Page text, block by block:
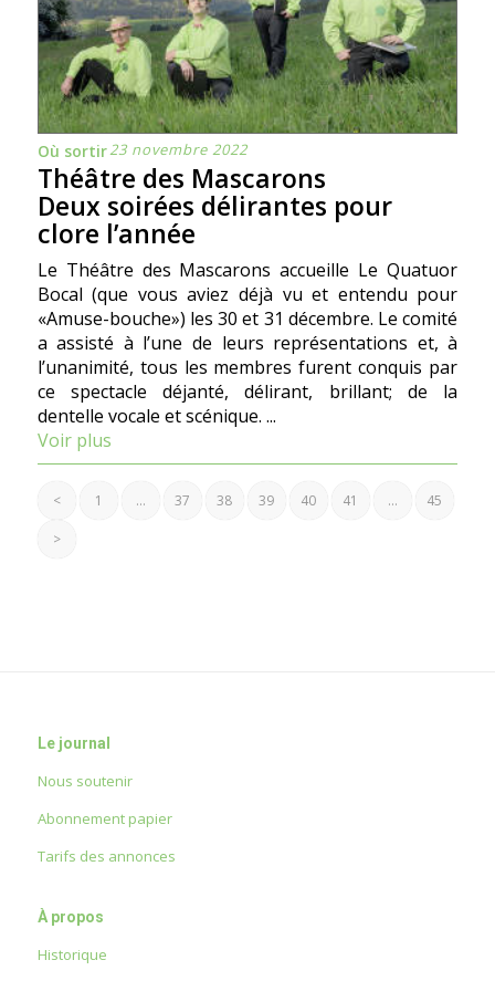
Où sortir23 novembre 2022
Théâtre des Mascarons
Deux soirées délirantes pour
clore l’année
Le Théâtre des Mascarons accueille Le Quatuor
Bocal (que vous aviez déjà vu et entendu pour
«Amuse-bouche») les 30 et 31 décembre. Le comité
a assisté à l’une de leurs représentations et, à
l’unanimité, tous les membres furent conquis par
ce spectacle déjanté, délirant, brillant; de la
dentelle vocale et scénique. ...
Voir plus
< 1 … 37 38 39 40 41 … 45
>
Le journal
Nous soutenir
Abonnement papier
Tarifs des annonces
À propos
Historique